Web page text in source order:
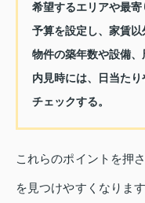
希望するエリアや最寄
予算を設定し、家賃以
物件の築年数や設備、
内見時には、日当た
チェックする。
これらのポイントを押
を見つけやすくなりま